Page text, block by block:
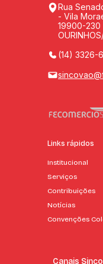
Rua
- Vila
19900-230
(14) 3326-
Links rápidos
Institucional
Serviços
Contribuições
Notícias
Convenções
Canais